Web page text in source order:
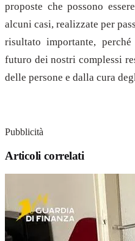
proposte che possono
alcuni casi, realizzate per
risultato importante,
futuro dei nostri complessi
delle persone e dalla cura
Pubblicità
Articoli correlati